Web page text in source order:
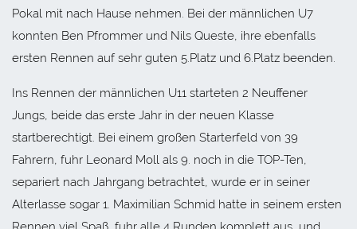
Pokal mit nach Hause nehmen. Bei der männlichen U7
konnten Ben Pfrommer und Nils Queste, ihre ebenfalls
ersten Rennen auf sehr guten 5.Platz und 6.Platz beenden.
Ins Rennen der männlichen U11 starteten 2 Neuffener
Jungs, beide das erste Jahr in der neuen Klasse
startberechtigt. Bei einem großen Starterfeld von 39
Fahrern, fuhr Leonard Moll als 9. noch in die TOP-Ten,
separiert nach Jahrgang betrachtet, wurde er in seiner
Alterlasse sogar 1. Maximilian Schmid hatte in seinem ersten